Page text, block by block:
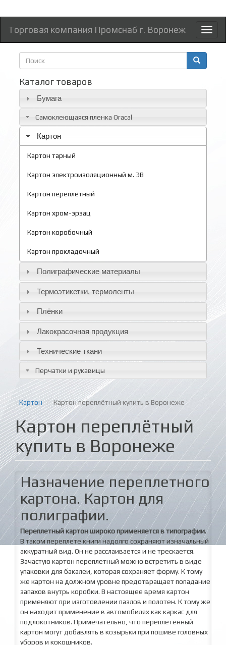
Торговая компания Промснаб г. Воронеж
Форма
поиска
Каталог товаров
Бумага
Самоклеющаяся пленка Oracal
Картон
Картон тарный
Картон электроизоляционный м. ЭВ
Картон переплётный
Картон хром-эрзац
Картон коробочный
Картон прокладочный
Полиграфические материалы
Термоэтикетки, термоленты
Плёнки
Лакокрасочная продукция
Технические ткани
Перчатки и рукавицы
Картон Картон переплётный купить в Воронеже
Картон переплётный
купить в Воронеже
Назначение переплетного
картона. Картон для
полиграфии.
Переплетный картон широко применяется в типографии.
В таком переплете книги надолго сохраняют изначальный
аккуратный вид. Он не расслаивается и не трескается.
Зачастую картон переплетный можно встретить в виде
упаковки для бакалеи, которая сохраняет форму. К тому
же картон на должном уровне предотвращает попадание
запахов внутрь коробки. В настоящее время картон
применяют при изготовлении пазлов и полотен. К тому же
он находит применение в автомобилях как каркас для
подлокотников. Примечательно, что переплетенный
картон могут добавлять в козырьки при пошиве головных
уборов и кокошников.